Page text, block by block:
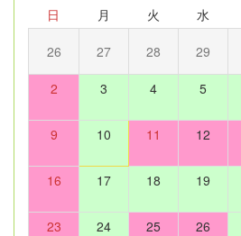
日 月 火 水
26 27 28 29
2 3 4 5
9 10 11 12
16 17 18 19
23 24 25 26